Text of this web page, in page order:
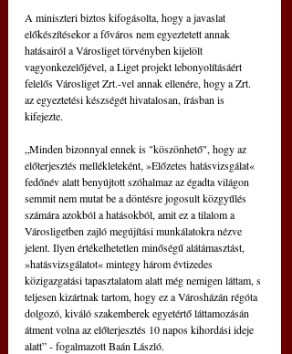
A miniszteri biztos kifogásolta, hogy a javaslat
előkészítésekor a főváros nem egyeztetett annak
hatásairól a Városliget törvényben kijelölt
vagyonkezelőjével, a Liget projekt lebonyolításáért
felelős Városliget Zrt.-vel annak ellenére, hogy a Zrt.
az egyeztetési készségét hivatalosan, írásban is
kifejezte.
„Minden bizonnyal ennek is "köszönhető", hogy az
előterjesztés mellékleteként, »Előzetes hatásvizsgálat«
fedőnév alatt benyújtott szóhalmaz az égadta világon
semmit nem mutat be a döntésre jogosult közgyűlés
számára azokból a hatásokból, amit ez a tilalom a
Városligetben zajló megújítási munkálatokra nézve
jelent. Ilyen értékelhetetlen minőségű alátámasztást,
»hatásvizsgálatot« mintegy három évtizedes
közigazgatási tapasztalatom alatt még nemigen láttam, s
teljesen kizártnak tartom, hogy ez a Városházán régóta
dolgozó, kiváló szakemberek egyetértő láttamozásán
átment volna az előterjesztés 10 napos kihordási ideje
alatt” - fogalmazott Baán László.